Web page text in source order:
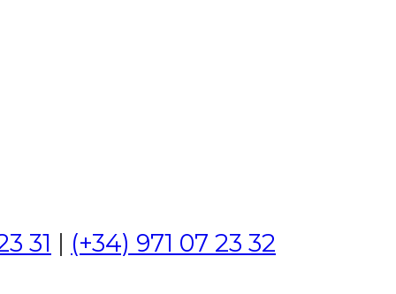
31 | (+34) 971 07 23 32